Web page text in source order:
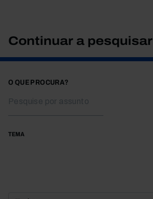
Continuar a pesquisar
O QUE PROCURA?
TEMA